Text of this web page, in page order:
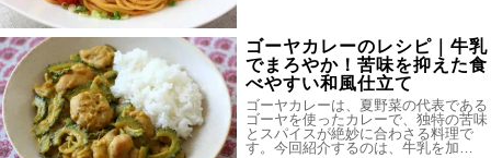
ゴーヤカレーのレシピ｜牛乳
でまろやか！苦味を抑えた食
べやすい和風仕立て
ゴーヤカレーは、夏野菜の代表である
ゴーヤを使ったカレーで、独特の苦味
とスパイスが絶妙に合わさる料理で
す。今回紹介するのは、牛乳を加…